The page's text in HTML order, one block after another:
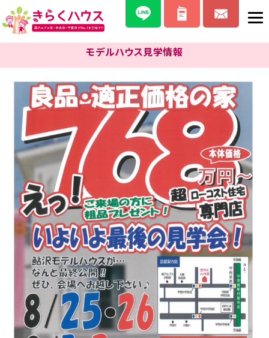
モデルハウス見学情報